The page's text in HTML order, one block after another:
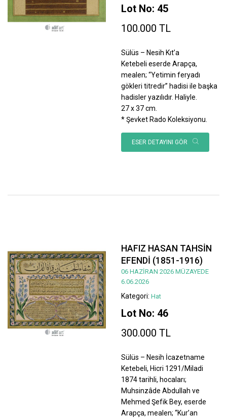
Lot No: 45
100.000 TL
Sülüs – Nesih Kıt’a
Ketebeli eserde Arapça,
mealen; “Yetimin feryadı
gökleri titredir” hadisi ile başka
hadisler yazılıdır. Haliyle.
27 x 37 cm.
* Şevket Rado Koleksiyonu.
ESER DETAYINI GÖR
HAFIZ HASAN TAHSİN
EFENDİ (1851-1916)
06 HAZİRAN 2026 MÜZAYEDE
6.06.2026
Kategori: Hat
Lot No: 46
300.000 TL
Sülüs – Nesih İcazetname
Ketebeli, Hicri 1291/Miladi
1874 tarihli, hocaları;
Muhsinzâde Abdullah ve
Mehmed Şefik Bey, eserde
Arapça, mealen; “Kur’an